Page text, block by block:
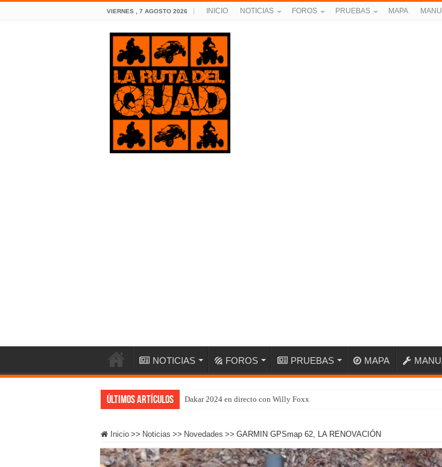
VIERNES , 7 AGOSTO 2026 INICIO NOTICIAS FOROS PRUEBAS MAPA
NOTICIAS FOROS PRUEBAS MAPA
Últimos artículos Dakar 2024 en directo con Willy Foxx
Inicio >> Noticias >> Novedades >> GARMIN GPSmap 62, LA RENOVACIÓN